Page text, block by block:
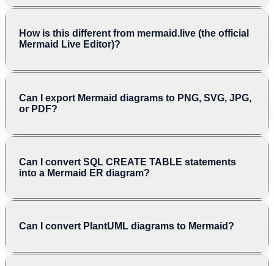
How is this different from mermaid.live (the official
Mermaid Live Editor)?
Can I export Mermaid diagrams to PNG, SVG, JPG,
or PDF?
Can I convert SQL CREATE TABLE statements
into a Mermaid ER diagram?
Can I convert PlantUML diagrams to Mermaid?